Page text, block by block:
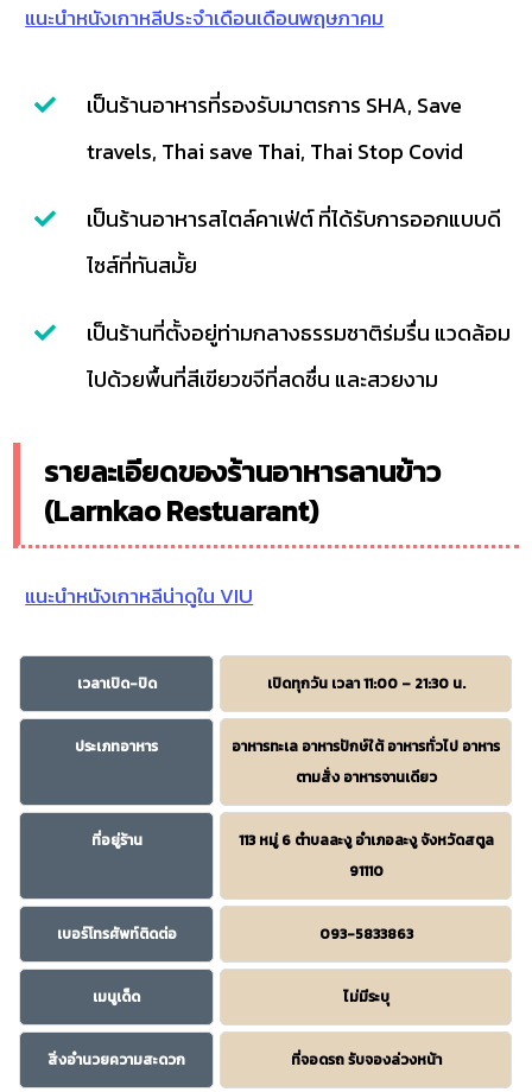
แนะนำหนังเกาหลีประจำเดือนเดือนพฤษภาคม
เป็นร้านอาหารที่รองรับมาตรการ SHA, Save
travels, Thai save Thai, Thai Stop Covid
เป็นร้านอาหารสไตล์คาเฟ่ต์ ที่ได้รับการออกแบบดี
ไซส์ที่ทันสมั้ย
เป็นร้านที่ตั้งอยู่ท่ามกลางธรรมชาติร่มรื่น แวดล้อม
ไปด้วยพื้นที่สีเขียวขจีที่สดชื่น และสวยงาม
รายละเอียดของร้านอาหารลานข้าว
(Larnkao Restuarant)
แนะนำหนังเกาหลีน่าดูใน VIU
เวลาเปิด-ปิด เปิดทุกวัน เวลา 11:00 – 21:30 น.
ประเภทอาหาร
อาหารทะเล อาหารปักษ์ใต้ อาหารทั่วไป อาหาร
ตามสั่ง อาหารจานเดียว
ที่อยู่ร้าน
113 หมู่ 6 ตำบลละงู อำเภอละงู จังหวัดสตูล
91110
เบอร์โทรศัพท์ติดต่อ 093-5833863
เมนูเด็ด ไม่มีระบุ
สิ่งอำนวยความสะดวก ที่จอดรถ รับจองล่วงหน้า